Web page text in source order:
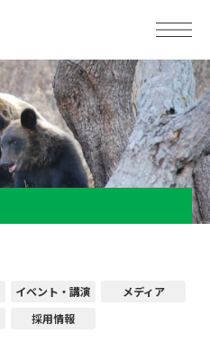
イベント・講演
メディア
採用情報